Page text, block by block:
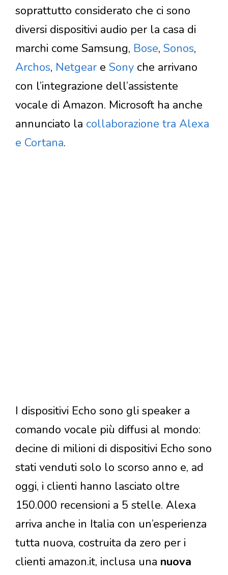
soprattutto considerato che ci sono
diversi dispositivi audio per la casa di
marchi come Samsung, Bose, Sonos,
Archos, Netgear e Sony che arrivano
con l’integrazione dell’assistente
vocale di Amazon. Microsoft ha anche
annunciato la collaborazione tra Alexa
e Cortana.
I dispositivi Echo sono gli speaker a
comando vocale più diffusi al mondo:
decine di milioni di dispositivi Echo sono
stati venduti solo lo scorso anno e, ad
oggi, i clienti hanno lasciato oltre
150.000 recensioni a 5 stelle. Alexa
arriva anche in Italia con un’esperienza
tutta nuova, costruita da zero per i
clienti amazon.it, inclusa una nuova